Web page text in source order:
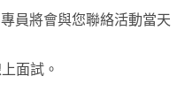
員將會與您聯絡活動當天
面試。